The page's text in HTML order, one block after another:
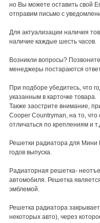
но Вы можете оставить свой
отправим письмо с
Для актуализации наличия
наличие каждые шесть часов.
Возникли вопросы?
менеджеры постараются
При подборе убедитесь, что
указанным в карточке товара.
Также заострите внимание,
Cooper Countryman, на то, что
отличаться по креплениям и
Решетки радиатора для Мини
годов выпуска.
Радиаторная решетка-
автомобиля. Решетка
эмблемой.
Решетка радиатора
некоторых авто), через